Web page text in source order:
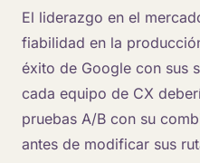
El liderazgo en el
fiabilidad en la
éxito de Google con sus
cada equipo de CX
pruebas A/B con su
antes de modificar sus